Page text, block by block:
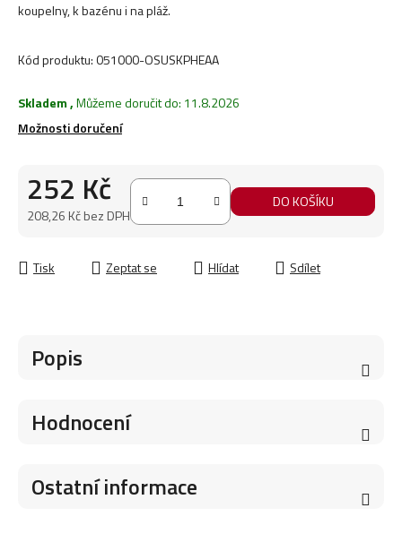
koupelny, k bazénu i na pláž.
Kód produktu:051000-OSUSKPHEAA
Skladem,Můžeme doručit do: 11.8.2026
Možnosti doručení
252 Kč
208,26 Kč bez DPH
DO KOŠÍKU
Tisk Zeptat se Hlídat Sdílet
Popis
Hodnocení
Ostatní informace